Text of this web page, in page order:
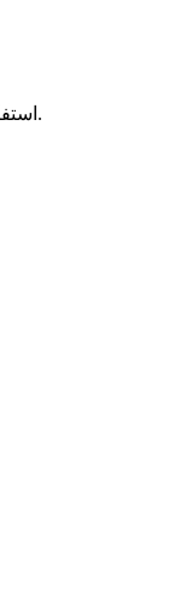
استفاده از مطالب سایت با ذکر منبع بلامانع میباشد.